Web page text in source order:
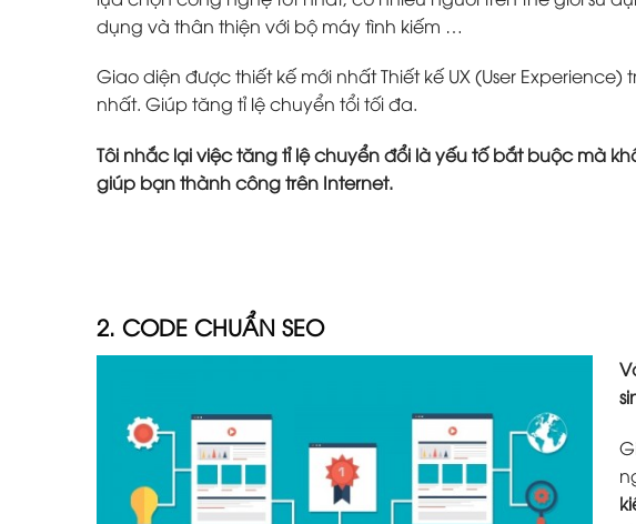
dụng và thân thiện với bộ máy tình kiếm …
Giao diện được thiết kế mới nhất Thiết kế UX (User
nhất. Giúp tăng tỉ lệ chuyển tổi tối đa.
Tôi nhắc lại việc tăng tỉ lệ chuyển đổi là yếu tố bắt buộc mà
giúp bạn thành công trên Internet.
2. CODE CHUẨN SEO